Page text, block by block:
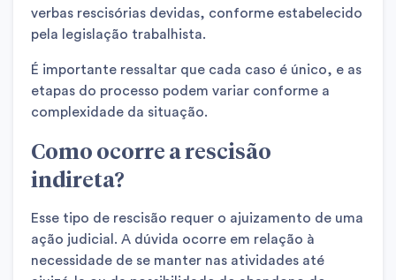
verbas rescisórias devidas, conforme estabelecido
pela legislação trabalhista.
É importante ressaltar que cada caso é único, e as
etapas do processo podem variar conforme a
complexidade da situação.
Como ocorre a rescisão
indireta?
Esse tipo de rescisão requer o ajuizamento de uma
ação judicial. A dúvida ocorre em relação à
necessidade de se manter nas atividades até